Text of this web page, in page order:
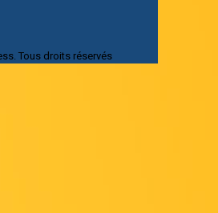
Tous droits réservés